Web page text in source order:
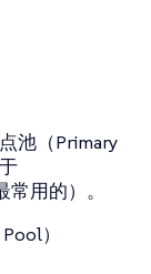
池（Primary
常用的）。
）